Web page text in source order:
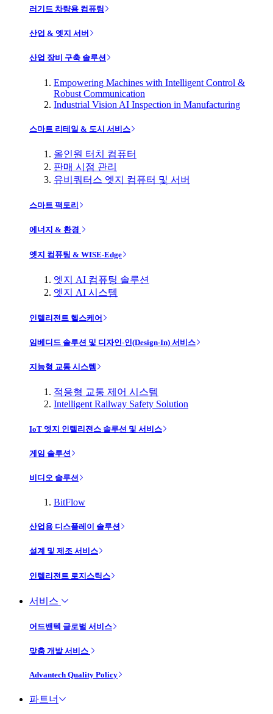
러기드 차량용 컴퓨팅
산업 & 엣지 서버
산업 장비 구축 솔루션
Empowering Machines with Intelligent Control &
Robust Communication
Industrial Vision AI Inspection in Manufacturing
스마트 리테일 & 도시 서비스
올인원 터치 컴퓨터
판매 시점 관리
유비쿼터스 엣지 컴퓨터 및 서버
스마트 팩토리
에너지 & 환경
엣지 컴퓨팅 & WISE-Edge
엣지 AI 컴퓨팅 솔루션
엣지 AI 시스템
인텔리전트 헬스케어
임베디드 솔루션 및 디자인-인(Design-In) 서비스
지능형 교통 시스템
적응형 교통 제어 시스템
Intelligent Railway Safety Solution
IoT 엣지 인텔리전스 솔루션 및 서비스
게임 솔루션
비디오 솔루션
BitFlow
산업용 디스플레이 솔루션
설계 및 제조 서비스
인텔리전트 로지스틱스
서비스
어드밴텍 글로벌 서비스
맞춤 개발 서비스
Advantech Quality Policy
파트너